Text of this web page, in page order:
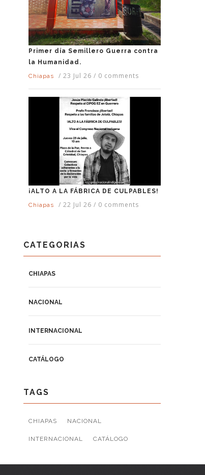
Primer día Semillero Guerra contra
la Humanidad.
Chiapas
/ 23 Jul 26 / 0 comments
¡ALTO A LA FÁBRICA DE CULPABLES!
Chiapas
/ 22 Jul 26 / 0 comments
CATEGORIAS
CHIAPAS
NACIONAL
INTERNACIONAL
CATÁLOGO
TAGS
CHIAPAS NACIONAL
INTERNACIONAL CATÁLOGO